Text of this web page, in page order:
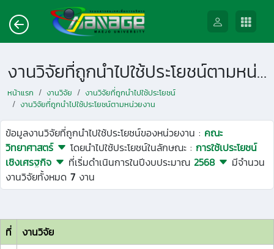
งานวิจัยที่ถูกนำไปใช้ประโยชน์ตามหน่วยงาน
หน้าแรก งานวิจัย
งานวิจัยที่ถูกนำไปใช้ประโยชน์
งานวิจัยที่ถูกนำไปใช้ประโยชน์ตามหน่วยงาน
ข้อมูลงานวิจัยที่ถูกนำไปใช้ประโยชน์ของหน่วยงาน : คณะ
วิทยาศาสตร์
โดยนำไปใช้ประโยชน์ในลักษณะ : การใช้เประโยชน์
เชิงเศรฐกิจ
ที่เริ่มดำเนินการในปีงบประมาณ 2568
มีจำนวน
งานวิจัยทั้งหมด 7 งาน
ที่
งานวิจัย